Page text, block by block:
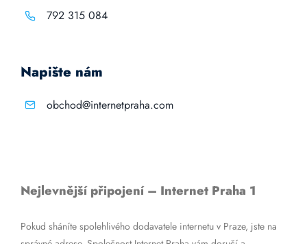
792 315 084
Napište nám
obchod@internetpraha.com
Nejlevnější připojení – Internet Praha 1
Pokud sháníte spolehlivého dodavatele internetu v Praze, jste na